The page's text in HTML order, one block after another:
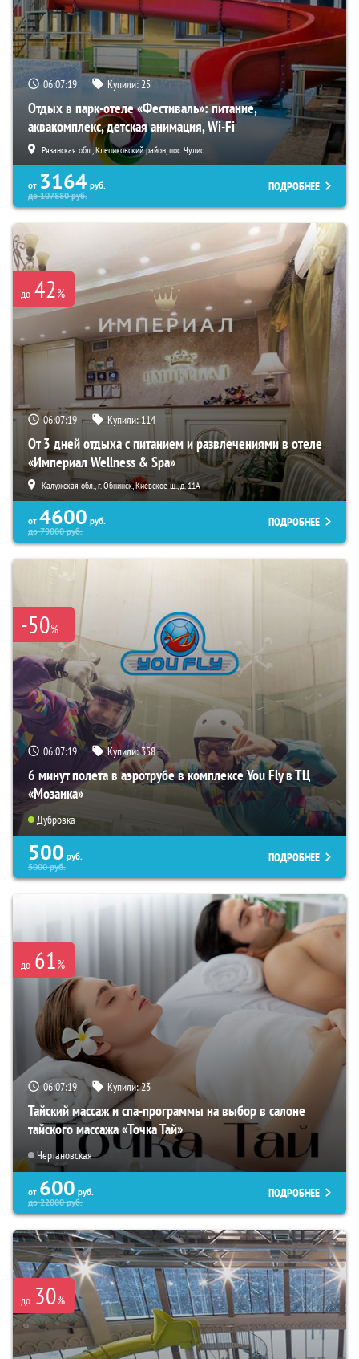
06:07:17 Купили:25
Отдых в парк-отеле «Фестиваль»: питание,
аквакомплекс, детская анимация, Wi-Fi
Рязанская обл., Клепиковский район, пос. Чулис
от 3164 руб.
до107880руб.
ПОДРОБНЕЕ
до 42%
06:07:17 Купили:114
От 3 дней отдыха с питанием и развлечениями в отеле
«Империал Wellness & Spa»
Калужская обл., г. Обнинск, Киевское ш., д. 11А
от 4600 руб.
до79000руб.
ПОДРОБНЕЕ
-50%
06:07:17 Купили:358
6 минут полета в аэротрубе в комплексе You Fly в ТЦ
«Мозаика»
Дубровка
500 руб.
5000руб.
ПОДРОБНЕЕ
до 61%
06:07:17 Купили:23
Тайский массаж и спа-программы на выбор в салоне
тайского массажа «Точка Тай»
Чертановская
от 600 руб.
до22000руб.
ПОДРОБНЕЕ
до 30%